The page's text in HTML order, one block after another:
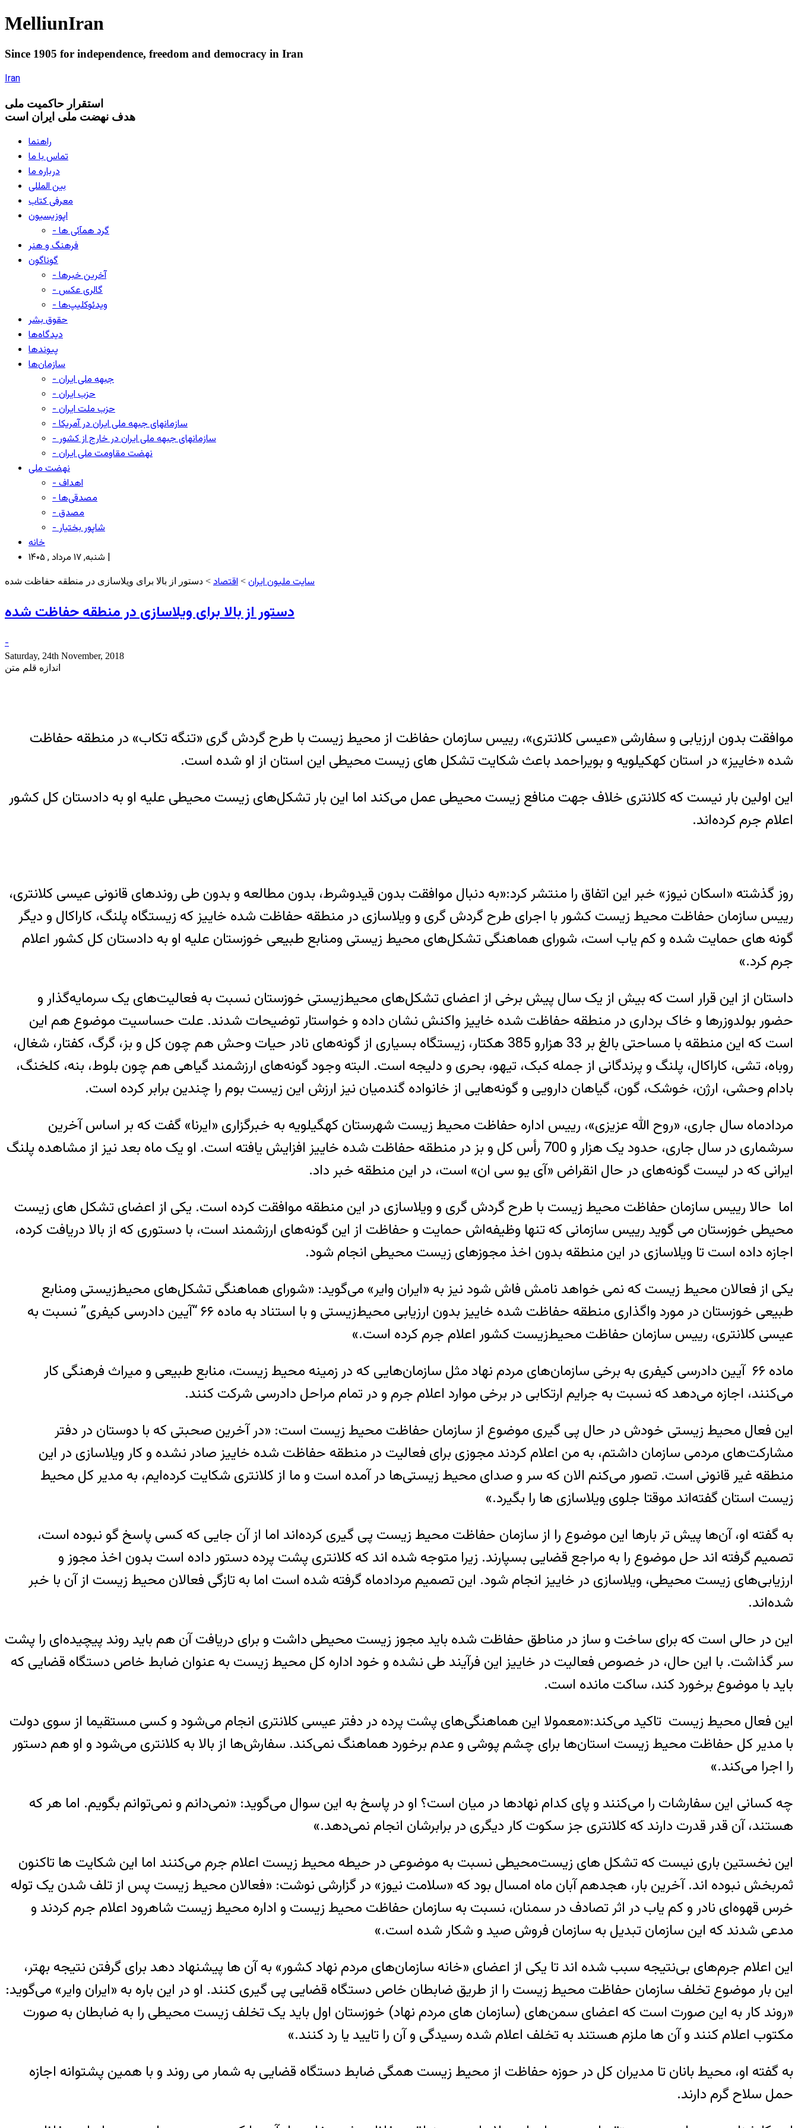
MelliunIran
Since 1905 for independence, freedom and democracy in Iran
Iran
استقرار حاکميت ملی
هدف نهضت ملی ایران است
راهنما
تماس با ما
درباره ما
بین المللی
معرفی کتاب
اپوزیسیون
- گرد همآئی ها
فرهنگ و هنر
گوناگون
- آخرین خبرها
- گالری عکس
- ویدئوکلیپ‌ها
حقوق بشر
دیدگاه‌ها
پیوندها
سازمان‌ها
- جبهه ملی ایران
- حزب ایران
- حزب ملت ایران
- سازمانهای جبهه ملی ایران در آمریکا
- سازمانهای جبهه ملی ایران در خارج از کشور
- نهضت مقاومت ملی ایران
نهضت ملی
- اهداف
- مصدقی‌ها
- مصدق
- شاپور بختیار
خانه
شنبه, ۱۷ مرداد , ۱۴۰۵ |
سایت ملیون ایران > اقتصاد > دستور از بالا برای ویلاسازی در منطقه حفاظت شده
دستور از بالا برای ویلاسازی در منطقه حفاظت شده
-
Saturday, 24th November, 2018
اندازه قلم متن
موافقت بدون ارزیابی و سفارشی «عیسی کلانتری»، رییس سازمان حفاظت از محیط زیست با طرح گردش گری «تنگه تکاب» در منطقه حفاظت
شده «خاییز» در استان کهکیلویه و بویراحمد باعث شکایت تشکل های زیست محیطی این استان از او شده است.
این اولین بار نیست که کلانتری خلاف جهت منافع زیست محیطی عمل می‌کند اما این بار تشکل‌های زیست محیطی علیه او به دادستان کل کشور
اعلام جرم کرده‌اند.
روز گذشته «اسکان نیوز» خبر این اتفاق را منتشر کرد:«به دنبال موافقت بدون قیدوشرط، بدون مطالعه و بدون طی روندهای قانونی عیسی کلانتری،
رییس سازمان حفاظت محیط زیست کشور با اجرای طرح گردش گری و ویلاسازی در منطقه حفاظت شده خاییز که زیستگاه پلنگ، کاراکال و دیگر
گونه های حمایت شده و کم یاب است، شورای هماهنگی تشکل‌های محیط زیستی ومنابع طبیعی خوزستان علیه او به دادستان کل کشور اعلام
جرم کرد.»
داستان از این قرار است که بیش از یک سال پیش برخی از اعضای تشکل‌های محیط‌زیستی خوزستان نسبت به فعالیت‌های یک سرمایه‌گذار و
حضور بولدوزرها و خاک برداری در منطقه حفاظت شده خاییز واکنش نشان داده و خواستار توضیحات شدند. علت حساسیت موضوع هم این
است که این منطقه با مساحتی بالغ بر 33 هزارو 385 هکتار، زیستگاه بسیاری از گونه‌های نادر حیات وحش هم چون کل و بز، گرگ، کفتار، شغال،
روباه، تشی، کاراکال، پلنگ و پرندگانی از جمله کبک، تیهو، بحری و دلیجه است. البته وجود گونه‌های ارزشمند گیاهی هم چون بلوط، بنه، کلخنگ،
بادام وحشی، ارژن، خوشک، گون، گیاهان دارویی و گونه‌هایی از خانواده گندمیان نیز ارزش این زیست بوم را چندین برابر کرده است.
مردادماه سال جاری، «روح الله عزیزی»، رییس اداره حفاظت محیط زیست شهرستان کهگیلویه به خبرگزاری «ایرنا» گفت که بر اساس آخرین
سرشماری در سال جاری، حدود یک هزار و 700 رأس کل و بز در منطقه حفاظت شده خاییز افزایش یافته است. او یک ماه بعد نیز از مشاهده پلنگ
ایرانی که در لیست گونه‌های در حال انقراض «آی یو سی ان» است، در این منطقه خبر داد.
اما حالا رییس سازمان حفاظت محیط زیست با طرح گردش گری و ویلاسازی در این منطقه موافقت کرده است. یکی از اعضای تشکل های زیست
محیطی خوزستان می گوید رییس سازمانی که تنها وظیفه‌اش حمایت و حفاظت از این گونه‌های ارزشمند است، با دستوری که از بالا دریافت کرده،
اجازه داده است تا ویلاسازی در این منطقه بدون اخذ مجوزهای زیست محیطی انجام شود.
یکی از فعالان محیط زیست که نمی خواهد نامش فاش شود نیز به «ایران وایر» می‌گوید: «شورای هماهنگی تشکل‌های محیط‌زیستی ومنابع
طبیعی خوزستان در مورد واگذاری منطقه حفاظت شده خاییز بدون ارزیابی محیط‌زیستی و با استناد به ماده ۶۶ “آیین دادرسی کیفری” نسبت به
عیسی کلانتری، رییس سازمان حفاظت محیط‌زیست کشور اعلام جرم کرده است.»
ماده ۶۶ آیین دادرسی کیفری به برخی سازمان‌های مردم نهاد مثل سازمان‌‌هایی که در زمینه محیط زیست، منابع طبیعی و میراث فرهنگی کار
می‌کنند، اجازه می‌دهد که نسبت به جرایم ارتکابی در برخی موارد اعلام جرم و در تمام مراحل دادرسی شرکت کنند.
این فعال محیط زیستی خودش در حال پی گیری موضوع از سازمان حفاظت محیط زیست است: «در آخرین صحبتی که با دوستان در دفتر
مشارکت‌های مردمی سازمان داشتم، به من اعلام کردند مجوزی برای فعالیت در منطقه حفاظت شده خاییز صادر نشده و کار ویلاسازی در این
منطقه غیر قانونی است. تصور می‌کنم الان که سر و صدای محیط زیستی‌ها در آمده است و ما از کلانتری شکایت کرده‌ایم، به مدیر کل محیط
زیست استان گفته‌اند موقتا جلوی ویلاسازی ها را بگیرد.»
به گفته او، آن‌ها پیش تر بارها این موضوع را از سازمان حفاظت محیط زیست پی گیری کرده‌اند اما از آن جایی که کسی پاسخ گو نبوده است،
تصمیم گرفته اند حل موضوع را به مراجع قضایی بسپارند. زیرا متوجه شده اند که کلانتری پشت پرده دستور داده است بدون اخذ مجوز و
ارزیابی‌های زیست محیطی، ویلاسازی در خاییز انجام شود. این تصمیم مردادماه گرفته شده است اما به تازگی فعالان محیط زیست از آن با خبر
شده‌اند.
این در حالی است که برای ساخت و ساز در مناطق حفاظت شده باید مجوز زیست محیطی داشت و برای دریافت آن هم باید روند پیچیده‌ای را پشت
سر گذاشت. با این حال، در خصوص فعالیت در خاییز این فرآیند طی نشده و خود اداره کل محیط زیست به عنوان ضابط خاص دستگاه قضایی که
باید با موضوع برخورد کند، ساکت مانده است.
این فعال محیط زیست تاکید می‌کند:«معمولا این هماهنگی‌های پشت پرده در دفتر عیسی کلانتری انجام می‌شود و کسی مستقیما از سوی دولت
با مدیر کل حفاظت محیط زیست استان‌ها برای چشم پوشی و عدم برخورد هماهنگ نمی‌کند. سفارش‌ها از بالا به کلانتری می‌شود و او هم دستور
را اجرا می‌کند.»
چه کسانی این سفارشات را می‌کنند و پای کدام نهادها در میان است؟ او در پاسخ به این سوال می‌گوید: «نمی‌دانم و نمی‌توانم بگویم. اما هر که
هستند، آن قدر قدرت دارند که کلانتری جز سکوت کار دیگری در برابرشان انجام نمی‌دهد.»
این نخستین باری نیست که تشکل های زیست‌محیطی نسبت به موضوعی در حیطه محیط زیست اعلام جرم می‌کنند اما این شکایت ها تاکنون
ثمربخش نبوده اند. آخرین بار، هجدهم آبان ماه امسال بود که «سلامت نيوز» در گزارشی نوشت: «فعالان محیط ‌زیست پس از تلف شدن یک توله
خرس قهوه‌ای نادر و کم یاب در اثر تصادف در سمنان، نسبت به سازمان حفاظت محیط زیست و اداره محیط زیست شاهرود اعلام جرم کردند و
مدعی شدند که این سازمان تبدیل به سازمان فروش صید و شکار شده است.»
این اعلام جرم‌های بی‌نتیجه سبب شده اند تا یکی از اعضای «خانه سازمان‌های مردم نهاد کشور» به آن ها پیشنهاد دهد برای گرفتن نتیجه بهتر،
این بار موضوع تخلف سازمان حفاظت محیط زیست را از طریق ضابطان خاص دستگاه قضایی پی گیری کنند. او در این باره به «ایران وایر» می‌گوید:
«روند کار به این صورت است که اعضای سمن‌های (سازمان های مردم نهاد) خوزستان اول باید یک تخلف زیست محیطی را به ضابطان به صورت
مکتوب اعلام کنند و آن ها ملزم هستند به تخلف اعلام شده رسیدگی و آن را تایید یا رد کنند.»
به گفته او، محیط بانان تا مدیران کل در حوزه حفاظت از محیط زیست همگی ضابط دستگاه قضایی به شمار می روند و با همین پشتوانه اجازه
حمل سلاح گرم دارند.